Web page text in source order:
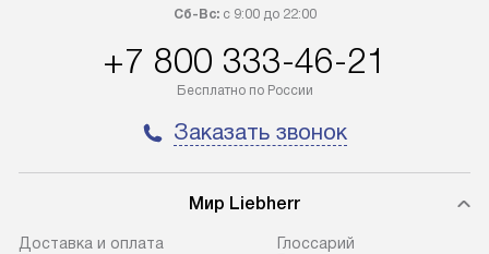
Сб-Вс:с 9:00 до 22:00
+7 800 333-46-21
Бесплатно по России
Заказать звонок
Мир Liebherr
Доставка и оплата
Глоссарий